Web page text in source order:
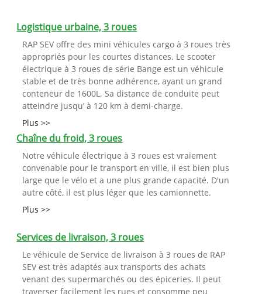
Logistique urbaine, 3 roues
RAP SEV offre des mini véhicules cargo à 3 roues très
appropriés pour les courtes distances. Le scooter
électrique à 3 roues de série Bange est un véhicule
stable et de très bonne adhérence, ayant un grand
conteneur de 1600L. Sa distance de conduite peut
atteindre jusqu’ à 120 km à demi-charge.
Plus >>
Chaîne du froid, 3 roues
Notre véhicule électrique à 3 roues est vraiement
convenable pour le transport en ville, il est bien plus
large que le vélo et a une plus grande capacité. D'un
autre côté, il est plus léger que les camionnette.
Plus >>
Services de livraison, 3 roues
Le véhicule de Service de livraison à 3 roues de RAP
SEV est très adaptés aux transports des achats
venant des supermarchés ou des épiceries. Il peut
traverser facilement les rues et consomme peu